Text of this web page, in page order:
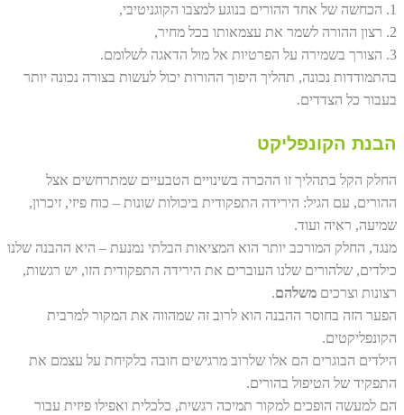
1. הכחשה של אחד ההורים בנוגע למצבו הקוגניטיבי,
2. רצון ההורה לשמר את עצמאותו בכל מחיר,
3. הצורך בשמירה על הפרטיות אל מול הדאגה לשלומם.
בהתמודדות נכונה, תהליך היפוך ההורות יכול לעשות בצורה נכונה יותר
בעבור כל הצדדים.
הבנת הקונפליקט
החלק הקל בתהליך זו ההכרה בשינויים הטבעיים שמתרחשים אצל
ההורים, עם הגיל: הירידה התפקודית ביכולות שונות – כוח פיזי, זיכרון,
שמיעה, ראיה ועוד.
מנגד, החלק המורכב יותר הוא המציאות הבלתי נמנעת – היא ההבנה שלנו
כילדים, שלהורים שלנו העוברים את הירידה התפקודית הזו, יש רגשות,
רצונות וצרכים משלהם.
הפער הזה בחוסר ההבנה הוא לרוב זה שמהווה את המקור למרבית
הקונפליקטים.
הילדים הבוגרים הם אלו שלרוב מרגישים חובה בלקיחת על עצמם את
התפקיד של הטיפול בהורים.
הם למעשה הופכים למקור תמיכה רגשית, כלכלית ואפילו פיזית עבור